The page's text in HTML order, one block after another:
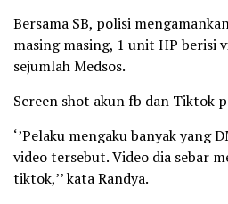
Bersama SB, polisi
masing masing, 1 unit HP berisi
sejumlah Medsos.
Screen shot akun fb dan Tiktok
‘’Pelaku mengaku banyak yang
video tersebut. Video dia sebar
tiktok,’’ kata Randya.